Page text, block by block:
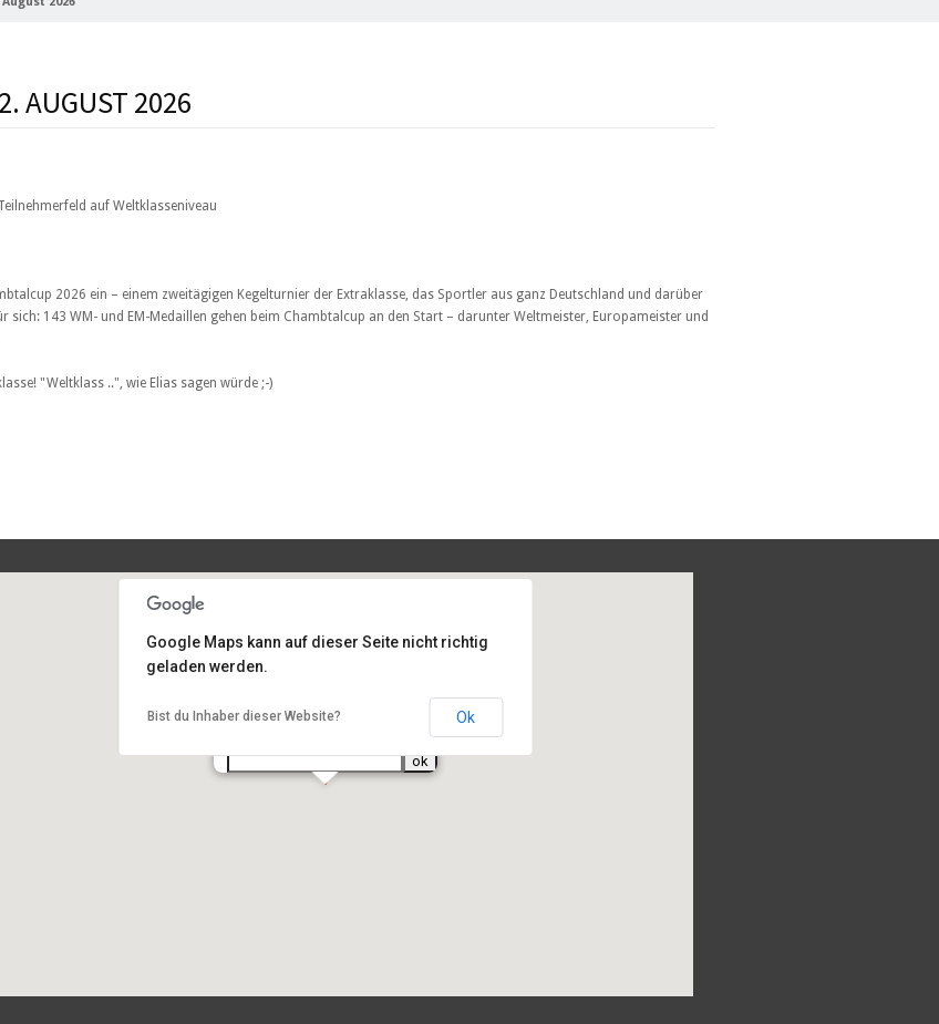
AUGUST 2026
auf Weltklasseniveau
2026 ein – einem zweitägigen Kegelturnier der Extraklasse, das Sportler aus ganz Deutschland und darüber
143 WM- und EM-Medaillen gehen beim Chambtalcup an den Start – darunter Weltmeister, Europameister und
"Weltklass ..", wie Elias sagen würde ;-)
Am Sportplatz 2, 93486 Runding
von Ihrer Adresse:
Google Maps kann auf dieser Seite nicht richtig
geladen werden.
Bist du Inhaber dieser Website? Ok